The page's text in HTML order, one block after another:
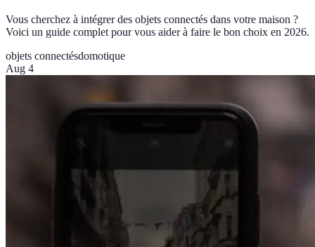
Vous cherchez à intégrer des objets connectés dans votre maison ?
Voici un guide complet pour vous aider à faire le bon choix en 2026.
objets connectésdomotique
Aug 4